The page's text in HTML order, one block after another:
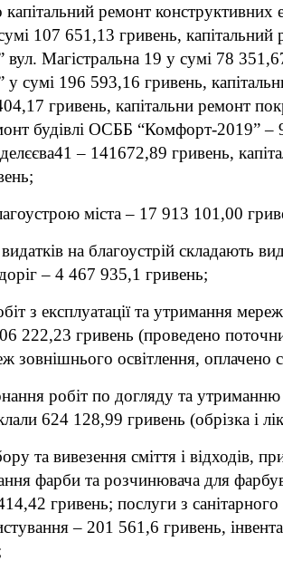
капітальний ремонт конструктивних
107 651,13 гривень,
вул. Магістральна 19 у сумі 78
сумі 196 593,16 гривень,
гривень, капітальни ремонт
будівлі ОСББ “Комфорт-2019” –
– 141672,89 гривень,
міста – 17 913 101,00
на благоустрій складають
– 4 467 935,1 гривень;
з експлуатації та утримання
222,23 гривень (проведено
зовнішнього освітлення, оплачено
робіт по догляду та
624 128,99 гривень (обрізка і
та вивезення сміття і відходів,
фарби та розчинювача для
гривень; послуги з
– 201 561,6 гривень,